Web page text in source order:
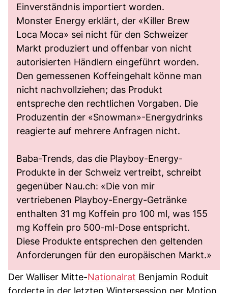
Einverständnis importiert worden.
Monster Energy erklärt, der «Killer Brew
Loca Moca» sei nicht für den Schweizer
Markt produziert und offenbar von nicht
autorisierten Händlern eingeführt worden.
Den gemessenen Koffeingehalt könne man
nicht nachvollziehen; das Produkt
entspreche den rechtlichen Vorgaben. Die
Produzentin der «Snowman»-Energydrinks
reagierte auf mehrere Anfragen nicht.
Baba-Trends, das die Playboy-Energy-
Produkte in der Schweiz vertreibt, schreibt
gegenüber Nau.ch: «Die von mir
vertriebenen Playboy-Energy-Getränke
enthalten 31 mg Koffein pro 100 ml, was 155
mg Koffein pro 500-ml-Dose entspricht.
Diese Produkte entsprechen den geltenden
Anforderungen für den europäischen Markt.»
Der Walliser Mitte-Nationalrat Benjamin Roduit
forderte in der letzten Wintersession per Motion